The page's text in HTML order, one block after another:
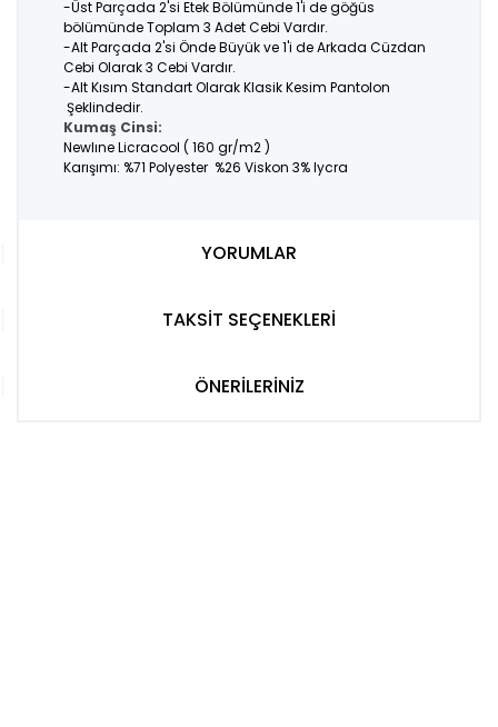
-Üst Parçada 2'si Etek Bölümünde 1'i de göğüs
bölümünde Toplam 3 Adet Cebi Vardır.
-Alt Parçada 2'si Önde Büyük ve 1'i de Arkada Cüzdan
Cebi Olarak 3 Cebi Vardır.
-Alt Kısım Standart Olarak Klasik Kesim Pantolon
Şeklindedir.
Kumaş Cinsi:
Newlıne Licracool ( 160 gr/m2 )
Karışımı: %71 Polyester %26 Viskon 3% lycra
YORUMLAR
TAKSİT SEÇENEKLERİ
ÖNERİLERİNİZ